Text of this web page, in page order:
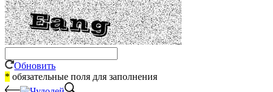
Обновить
* обязательные поля для заполнения